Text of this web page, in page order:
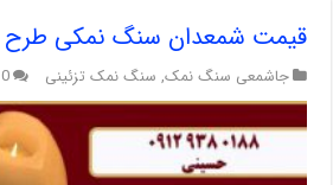
قیمت شمعدان سنگ نمکی
جاشمعی سنگ نمک, سنگ نمک تزئینی 0